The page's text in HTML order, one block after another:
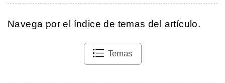
Navega por el índice de temas del artículo.
Temas